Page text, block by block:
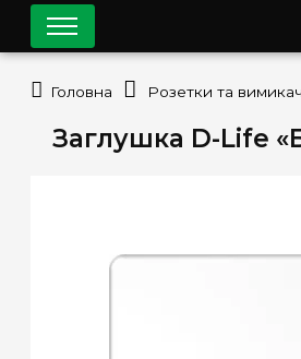
Заглушка D-Life
Головна Розетки та